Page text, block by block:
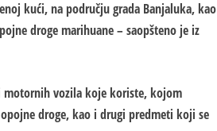
kući, na području grada Banjaluka, kao
droge marihuane – saopšteno je iz
motornih vozila koje koriste, kojom
droge, kao i drugi predmeti koji se